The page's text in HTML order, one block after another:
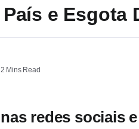
e Esgota
2 Mins Read
redes sociais